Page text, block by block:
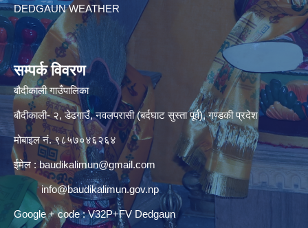
DEDGAUN WEATHER
सम्पर्क विवरण
बौदीकाली गाउँपालिका
बौदीकाली- २, डेढगाउँ, नवलपरासी (बर्दघाट सुस्ता पूर्व), गण्डकी प्रदेश
मोबाइल नं. ९८५७०४६२६४
ईमेल : baudikalimun@gmail.com
info@baudikalimun.gov.np
Google + code : V32P+FV Dedgaun